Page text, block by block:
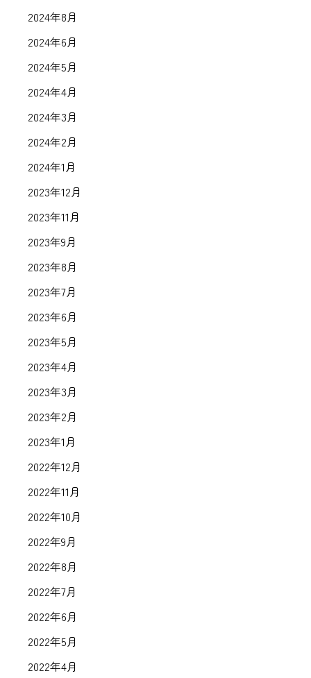
2024年8月
2024年6月
2024年5月
2024年4月
2024年3月
2024年2月
2024年1月
2023年12月
2023年11月
2023年9月
2023年8月
2023年7月
2023年6月
2023年5月
2023年4月
2023年3月
2023年2月
2023年1月
2022年12月
2022年11月
2022年10月
2022年9月
2022年8月
2022年7月
2022年6月
2022年5月
2022年4月